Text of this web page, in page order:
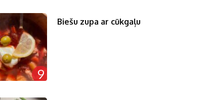
9
Biešu zupa ar cūkgaļu